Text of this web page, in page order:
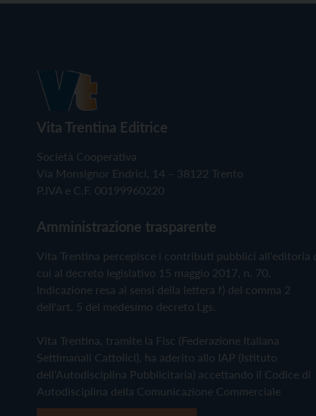
Vita Trentina Editrice
Società Cooperativa
Via Monsignor Endrici, 14 – 38122 Trento
P.IVA e C.F. 00199960220
Amministrazione trasparente
Vita Trentina percepisce i contributi pubblici all'editoria
cui al decreto legislativo 15 maggio 2017, n. 70.
Indicazione resa ai sensi della lettera f) del comma 2
dell'art. 5 del medesimo decreto Lgs.
Vita Trentina, tramite la Fisc (Federazione Italiana
Settimanali Cattolici), ha aderito allo IAP (Istituto
dell'Autodisciplina Pubblicitaria) accettando il Codice di
Autodisciplina della Comunicazione Commerciale